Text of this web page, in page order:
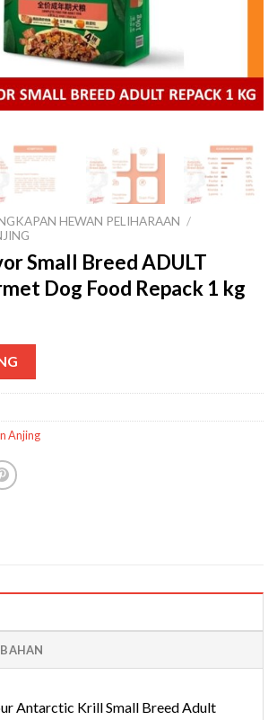
HEWAN PELIHARAAN /
Small Breed ADULT
Dog Food Repack 1 kg
Anjing
Antarctic Krill Small Breed Adult